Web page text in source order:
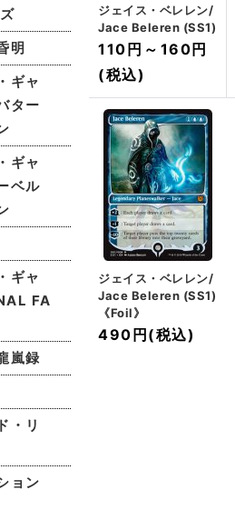
明
ギャ
ター
ギャ
ベル
ギャ
FA
嵐録
・リ
ョン
ジェイス・ベレレン/
Jace Beleren (SS1)
110円 ～ 160円
(税込)
ジェイス・ベレレン/
Jace Beleren (SS1)
《Foil》
490円 (税込)